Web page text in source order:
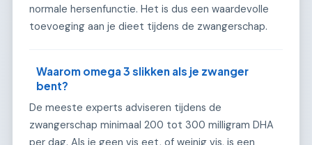
normale hersenfunctie. Het is dus een waardevolle
toevoeging aan je dieet tijdens de zwangerschap.
Waarom omega 3 slikken als je zwanger
bent?
De meeste experts adviseren tijdens de
zwangerschap minimaal 200 tot 300 milligram DHA